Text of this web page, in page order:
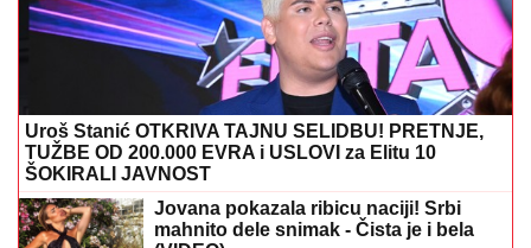
Veza sa pevačicom je ovog poznatog
muškarca odvela u propast: Bio
najpoželjniji na estradi, pa se odselio
iz Srbije